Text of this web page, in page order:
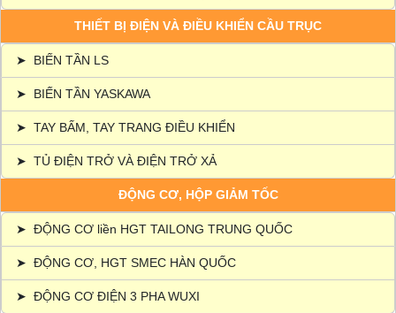
THIẾT BỊ ĐIỆN VÀ ĐIỀU KHIỂN CẦU TRỤC
➤ BIẾN TẦN LS
➤ BIẾN TẦN YASKAWA
➤ TAY BẤM, TAY TRANG ĐIỀU KHIỂN
➤ TỦ ĐIỆN TRỞ VÀ ĐIỆN TRỞ XẢ
ĐỘNG CƠ, HỘP GIẢM TỐC
➤ ĐỘNG CƠ liền HGT TAILONG TRUNG QUỐC
➤ ĐỘNG CƠ, HGT SMEC HÀN QUỐC
➤ ĐỘNG CƠ ĐIỆN 3 PHA WUXI